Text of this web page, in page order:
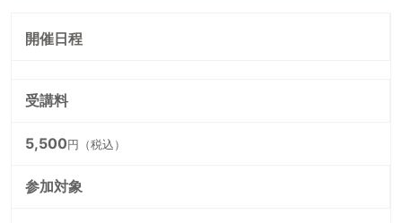
開催日程
受講料
5,500 円（税込）
参加対象